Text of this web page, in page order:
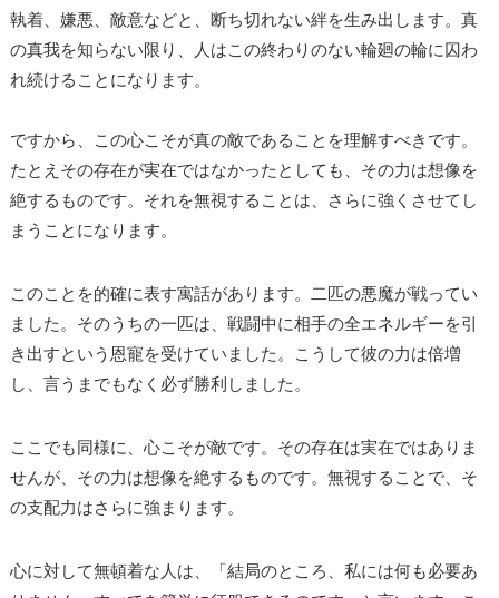
執着、嫌悪、敵意などと、断ち切れない絆を生み出します。真
の真我を知らない限り、人はこの終わりのない輪廻の輪に囚わ
れ続けることになります。
ですから、この心こそが真の敵であることを理解すべきです。
たとえその存在が実在ではなかったとしても、その力は想像を
絶するものです。それを無視することは、さらに強くさせてし
まうことになります。
このことを的確に表す寓話があります。二匹の悪魔が戦ってい
ました。そのうちの一匹は、戦闘中に相手の全エネルギーを引
き出すという恩寵を受けていました。こうして彼の力は倍増
し、言うまでもなく必ず勝利しました。
ここでも同様に、心こそが敵です。その存在は実在ではありま
せんが、その力は想像を絶するものです。無視することで、そ
の支配力はさらに強まります。
心に対して無頓着な人は、「結局のところ、私には何も必要あ